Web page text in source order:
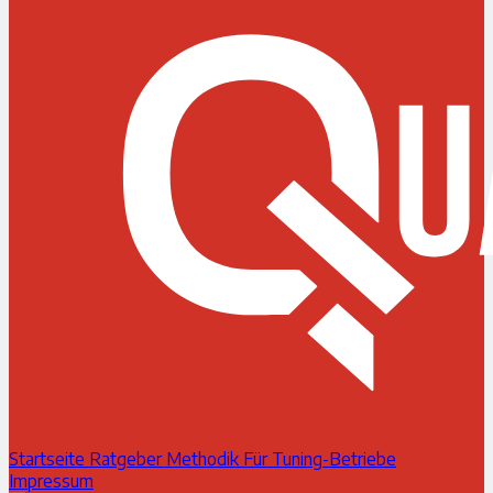
Startseite Ratgeber Methodik Für Tuning-Betriebe
Impressum